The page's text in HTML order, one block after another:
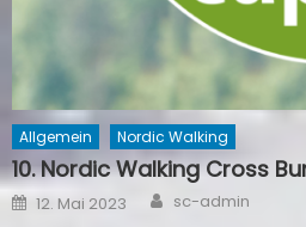
Allgemein Nordic Walking
10. Nordic Walking Cross
Posted
on
12. Mai 2023 Author
sc-admin